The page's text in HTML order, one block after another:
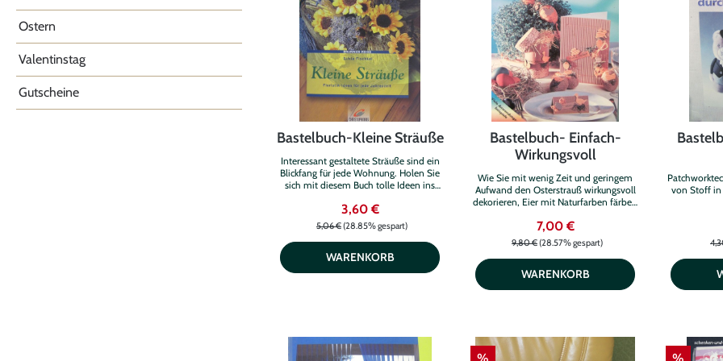
Ostern
Valentinstag
Gutscheine
Bastelbuch-Kleine Sträuße
Interessant gestaltete Sträuße sind ein
Blickfang für jede Wohnung. Holen Sie
sich mit diesem Buch tolle Ideen ins
oder Winter gönnen Sie sich zu jeder
Jahreszeit das richtige Arrangement.
3,60 €
5,06 €(28.85% gespart)
WARENKORB
Bastelbuch- Einfach-
Wirkungsvoll
Wie Sie mit wenig Zeit und geringem
Aufwand den Osterstrauß wirkungsvoll
dekorieren, Eier mit Naturfarben färben
in diesem Buch verraten. Und das Beste:
Die ganze Familie kann mit machen.
7,00 €
9,80 €(28.57% gespart)
WARENKORB
von Stoff in